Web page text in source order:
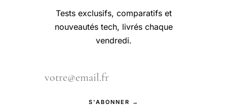
Tests exclusifs, comparatifs et
nouveautés tech, livrés chaque
vendredi.
S'ABONNER →